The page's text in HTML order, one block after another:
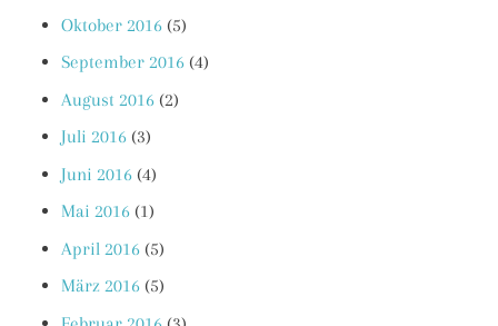
Oktober 2016 (5)
September 2016 (4)
August 2016 (2)
Juli 2016 (3)
Juni 2016 (4)
Mai 2016 (1)
April 2016 (5)
März 2016 (5)